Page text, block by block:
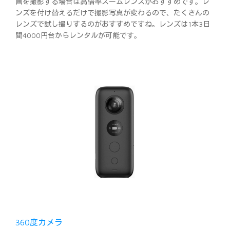
ンズを付け替えるだけで撮影写真が変わるので、たくさんの
レンズで試し撮りするのがおすすめですね。レンズは1本3日
間4000円台からレンタルが可能です。
360度カメラ